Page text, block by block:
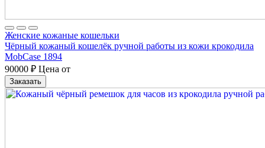
Женские кожаные кошельки
Чёрный кожаный кошелёк ручной работы из кожи крокодила
MobCase 1894
90000 ₽ Цена от
Заказать